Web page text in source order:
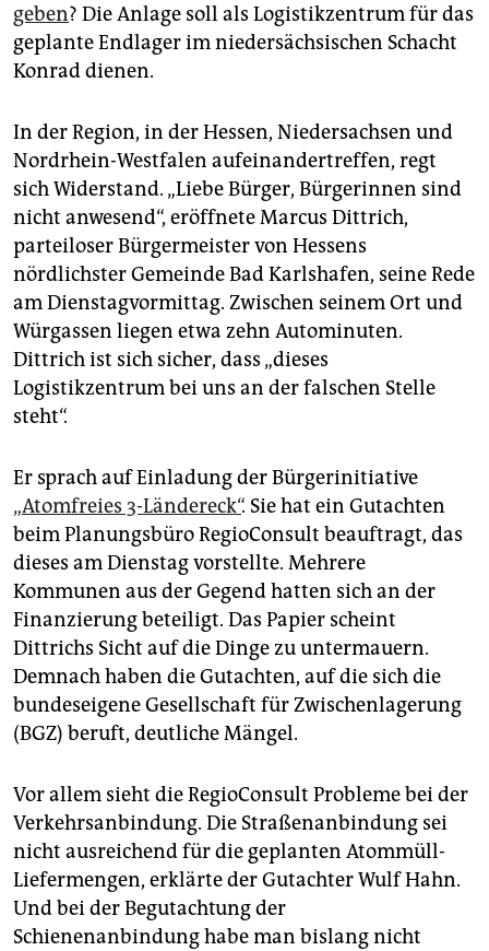
epaper login
geben? Die Anlage soll als Logistikzentrum für das
geplante Endlager im niedersächsischen Schacht
Konrad dienen.
In der Region, in der Hessen, Niedersachsen und
Nordrhein-Westfalen aufeinandertreffen, regt
sich Widerstand. „Liebe Bürger, Bürgerinnen sind
nicht anwesend“, eröffnete Marcus Dittrich,
parteiloser Bürgermeister von Hessens
nördlichster Gemeinde Bad Karlshafen, seine Rede
am Dienstagvormittag. Zwischen seinem Ort und
Würgassen liegen etwa zehn Autominuten.
Dittrich ist sich sicher, dass „dieses
Logistikzentrum bei uns an der falschen Stelle
steht“.
Er sprach auf Einladung der Bürgerinitiative
„Atomfreies 3-Ländereck“. Sie hat ein Gutachten
beim Planungsbüro Regio­Consult beauftragt, das
dieses am Dienstag vorstellte. Mehrere
Kommunen aus der Gegend hatten sich an der
Finanzierung beteiligt. Das Papier scheint
Dittrichs Sicht auf die Dinge zu untermauern.
Demnach haben die Gutachten, auf die sich die
bundeseigene Gesellschaft für Zwischenlagerung
(BGZ) beruft, deutliche Mängel.
Vor allem sieht die RegioConsult Probleme bei der
Verkehrsanbindung. Die Straßenanbindung sei
nicht ausreichend für die geplanten Atommüll-
Liefermengen, erklärte der Gutachter Wulf Hahn.
Und bei der Begutachtung der
Schienenanbindung habe man bislang nicht